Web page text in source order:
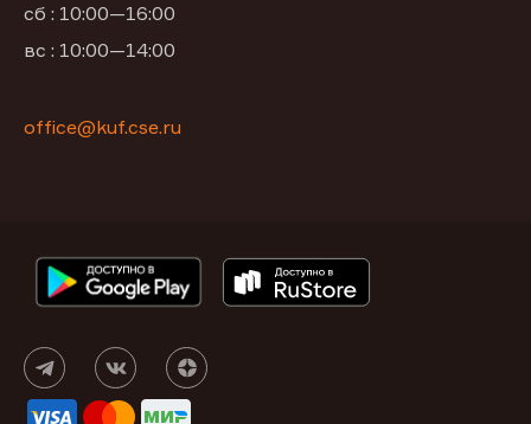
сб : 10:00—16:00
вс : 10:00—14:00
office@kuf.cse.ru